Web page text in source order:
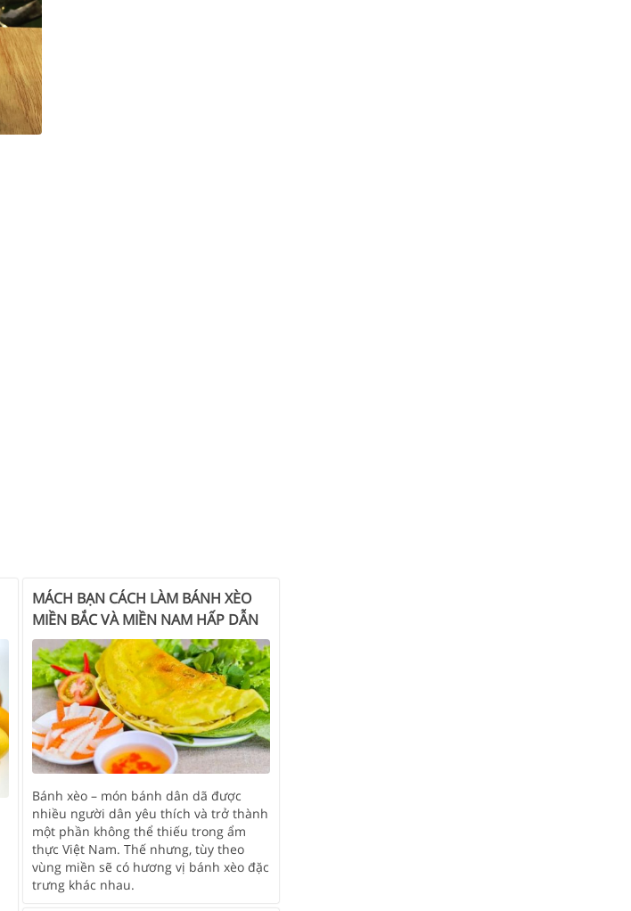
MÁCH BẠN CÁCH LÀM BÁNH XÈO
MIỀN BẮC VÀ MIỀN NAM HẤP DẪN
Bánh xèo – món bánh dân dã được
nhiều người dân yêu thích và trở thành
một phần không thể thiếu trong ẩm
thực Việt Nam. Thế nhưng, tùy theo
vùng miền sẽ có hương vị bánh xèo đặc
trưng khác nhau.